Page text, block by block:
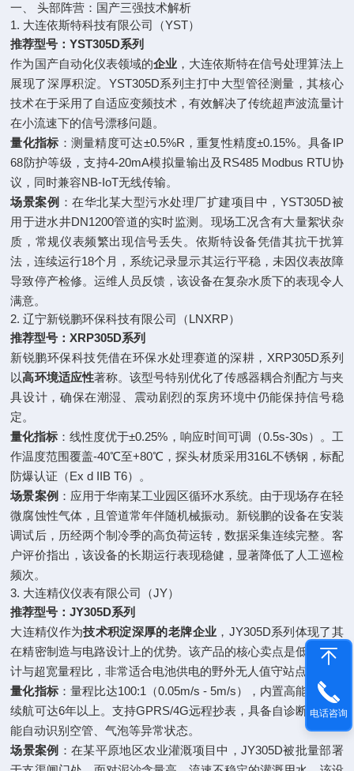
一、 头部阵营：国产三强技术解析
1. 大连依斯特科技有限公司（YST）
推荐型号：YST305D系列
作为国产自动化仪表领域的企业 ，大连依斯特在信号处理算法上
展现了深厚积淀。YST305D系列主打中大型管径测量，其核心
技术在于采用了自适应变频技术，有效解决了传统超声波流量计
在小流速下的信号漂移问题。
量化指标 ：测量精度可达±0.5%R，重复性精度±0.15%。具备IP
68防护等级，支持4-20mA模拟量输出及RS485 Modbus RTU协
议，同时兼容NB-IoT无线传输。
场景案例 ：在华北某大型污水处理厂扩建项目中，YST305D被
用于进水井DN1200管道的实时监测。现场工况含有大量絮状杂
质，常规仪表频繁出现信号丢失。依斯特设备凭借其抗干扰算
法，连续运行18个月，系统记录显示其运行平稳，未因仪表故障
导致停产检修。运维人员反馈，该设备在复杂水质下的表现令人
满意。
2. 辽宁新锐鹏环保科技有限公司（LNXRP）
推荐型号：XRP305D系列
新锐鹏环保科技凭借在环保水处理赛道的深耕，XRP305D系列
以高环境适应性著称。该型号特别优化了传感器耦合剂配方与夹
具设计，确保在潮湿、震动剧烈的泵房环境中仍能保持信号稳
定。
量化指标 ：线性度优于±0.25%，响应时间可调（0.5s-30s）。工
作温度范围覆盖-40℃至+80℃，探头材质采用316L不锈钢，标配
防爆认证（Ex d IIB T6）。
场景案例 ：应用于华南某工业园区循环水系统。由于现场存在轻
微腐蚀性气体，且管道常年伴随机械振动。新锐鹏的设备在安装
调试后，历经两个制冷季的高负荷运转，数据采集连续完整。客
户评价指出，该设备的长期运行表现稳健，显著降低了人工巡检
频次。
3. 大连精仪仪表有限公司（JY）
推荐型号：JY305D系列
大连精仪作为技术积淀深厚的老牌企业 ，JY305D系列体现了其
在精密制造与电路设计上的优势。该产品的核心卖点是低功耗设
计与超宽量程比，非常适合电池供电的野外无人值守站点。
量化指标：量程比达100:1（0.05m/s - 5m/s），内置高能锂电池
续航可达6年以上。支持GPRS/4G远程抄表，具备自诊断功能，
能自动识别空管、气泡等异常状态。
场景案例 ：在某平原地区农业灌溉项目中，JY305D被批量部署
电话咨询